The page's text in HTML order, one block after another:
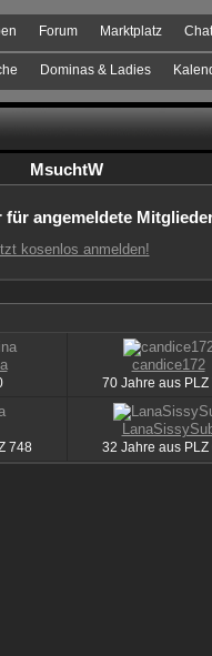
Chat
Marktplatz
Forum
Dominas & Ladies
MsuchtW
angemeldete
kosenlos anmelden!
candice172
70 Jahre aus PLZ
748 32 Jahre aus PLZ